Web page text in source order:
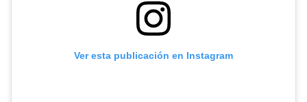
Ver esta publicación en Instagram